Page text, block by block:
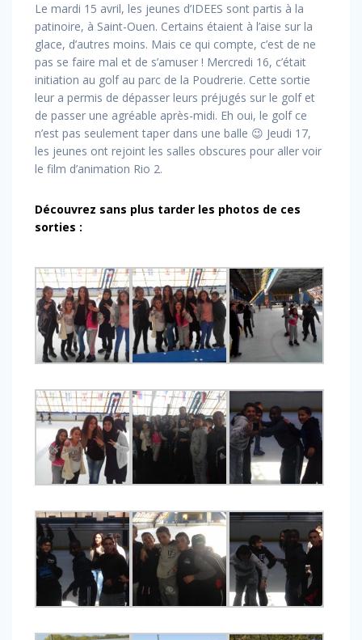
Le mardi 15 avril, les jeunes d’IDEES sont partis à la
patinoire, à Saint-Ouen. Certains étaient à l’aise sur la
glace, d’autres moins. Mais ce qui compte, c’est de ne
pas se faire mal et de s’amuser ! Mercredi 16, c’était
initiation au golf au parc de la Poudrerie. Cette sortie
leur a permis de dépasser leurs préjugés sur le golf et
de passer une agréable après-midi. Eh oui, le golf ce
n’est pas seulement taper dans une balle 😉 Jeudi 17,
les jeunes ont rejoint les salles obscures pour aller voir
le film d’animation Rio 2.
Découvrez sans plus tarder les photos de ces
sorties :